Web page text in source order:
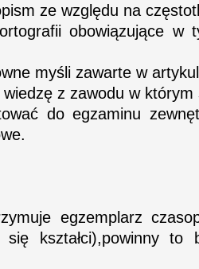
ze względu na
obowiązujące w
myśli zawarte w
z zawodu w którym
do egzaminu
egzemplarz
kształci),powinny to